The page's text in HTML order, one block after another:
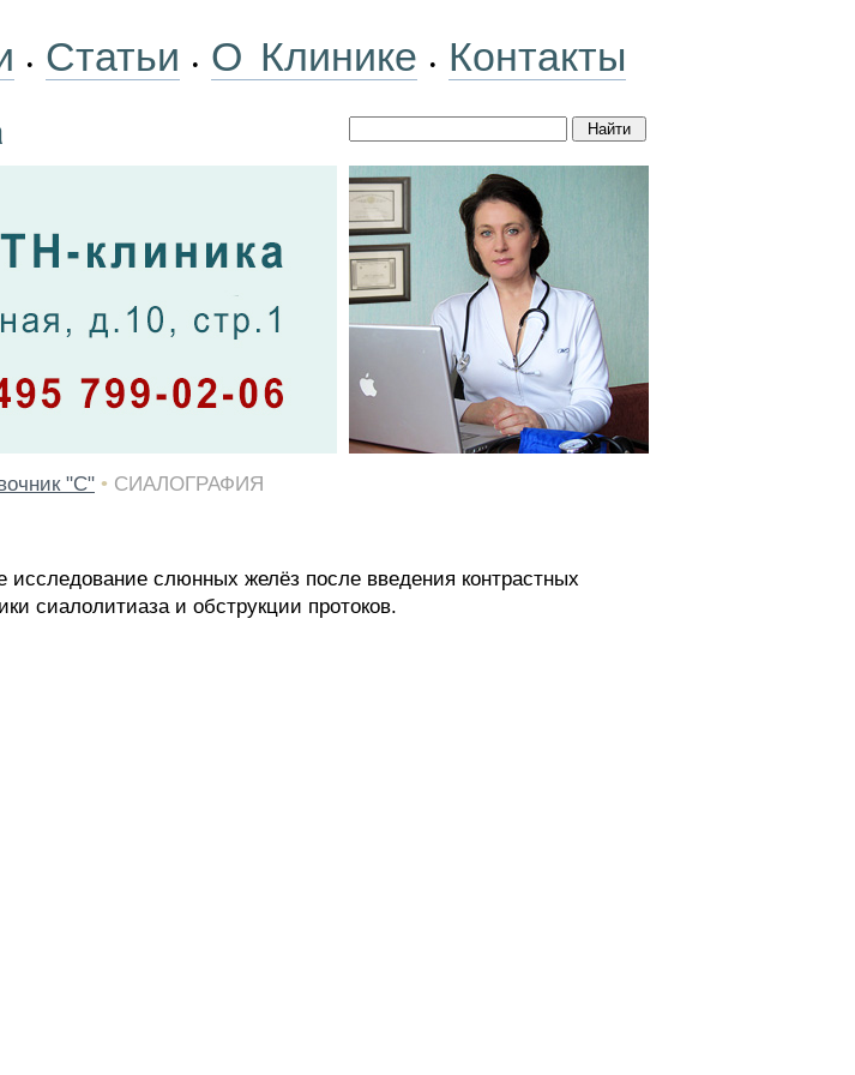
• Статьи • О Клинике • Контакты
"С" • СИАЛОГРАФИЯ
слюнных желёз после введения контрастных
сиалолитиаза и обструкции протоков.